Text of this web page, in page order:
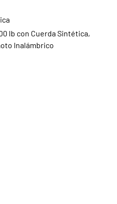
lb con Cuerda Sintética,
Inalámbrico